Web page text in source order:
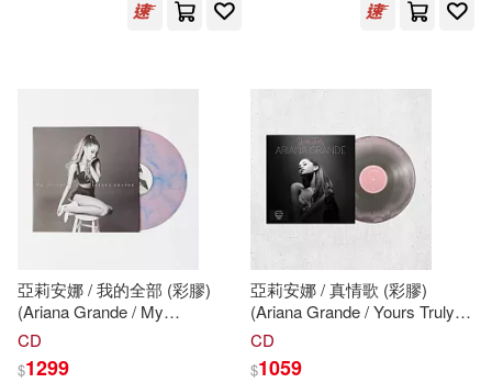
（法）凡爾納(28)
GLORY QUEST(27)
吉林省檔案館(27)
安位薫(27) 燦々SUN(27)
中華書局(166)
北京聯合出版公司(163)
harmonia mundi(161)
中央編譯出版社(161)
陝西師範大學出版社(161)
亞莉安娜 / 我的全部 (彩膠)
(Ariana Grande / My
Everything coloured vinyl)
CD
$1299
亞莉安娜 / 真情歌 (彩膠)
(Ariana Grande / Yours Truly
coloured vinyl)
CD
$1059